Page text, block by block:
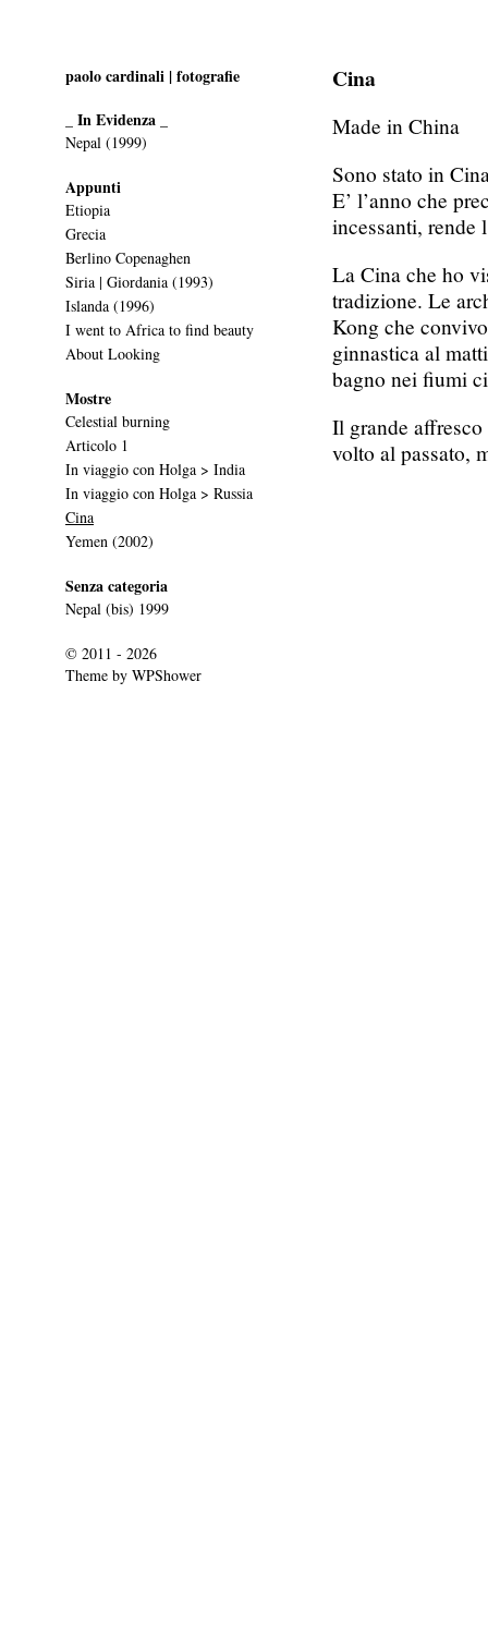
paolo cardinali | fotografie
_ In Evidenza _
Nepal (1999)
Appunti
Etiopia
Grecia
Berlino Copenaghen
Siria | Giordania (1993)
Islanda (1996)
I went to Africa to find beauty
About Looking
Mostre
Celestial burning
Articolo 1
In viaggio con Holga > India
In viaggio con Holga > Russia
Cina
Yemen (2002)
Senza categoria
Nepal (bis) 1999
© 2011 - 2026
Theme by WPShower
Cina
Made in China
Sono stato in
E’ l’anno che
incessanti, rende
La Cina che ho
tradizione. Le
Kong che
ginnastica al
bagno nei fiumi
Il grande
volto al passato,